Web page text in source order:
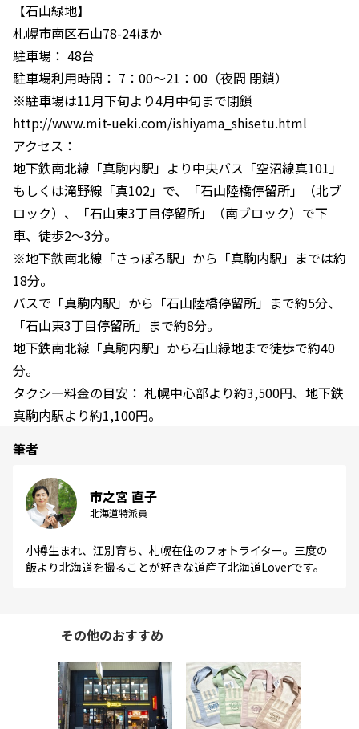
【石山緑地】
札幌市南区石山78-24ほか
駐車場： 48台
駐車場利用時間： 7：00～21：00（夜間 閉鎖）
※駐車場は11月下旬より4月中旬まで閉鎖
http://www.mit-ueki.com/ishiyama_shisetu.html
アクセス：
地下鉄南北線「真駒内駅」より中央バス「空沼線真101」
もしくは滝野線「真102」で、「石山陸橋停留所」（北ブ
ロック）、「石山東3丁目停留所」（南ブロック）で下
車、徒歩2～3分。
※地下鉄南北線「さっぽろ駅」から「真駒内駅」までは約
18分。
バスで「真駒内駅」から「石山陸橋停留所」まで約5分、
「石山東3丁目停留所」まで約8分。
地下鉄南北線「真駒内駅」から石山緑地まで徒歩で約40
分。
タクシー料金の目安： 札幌中心部より約3,500円、地下鉄
真駒内駅より約1,100円。
筆者
市之宮 直子
北海道特派員
小樽生まれ、江別育ち、札幌在住のフォトライター。三度の
飯より北海道を撮ることが好きな道産子北海道Loverです。
その他のおすすめ